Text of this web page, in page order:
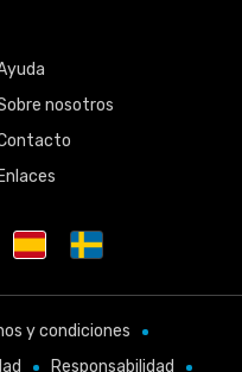
nosotros
Enlaces
y condiciones
Responsabilidad